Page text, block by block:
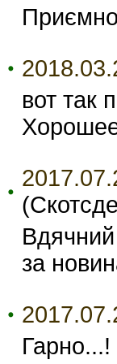
Приємно
вот так
Вдячний
за
Гарно...!